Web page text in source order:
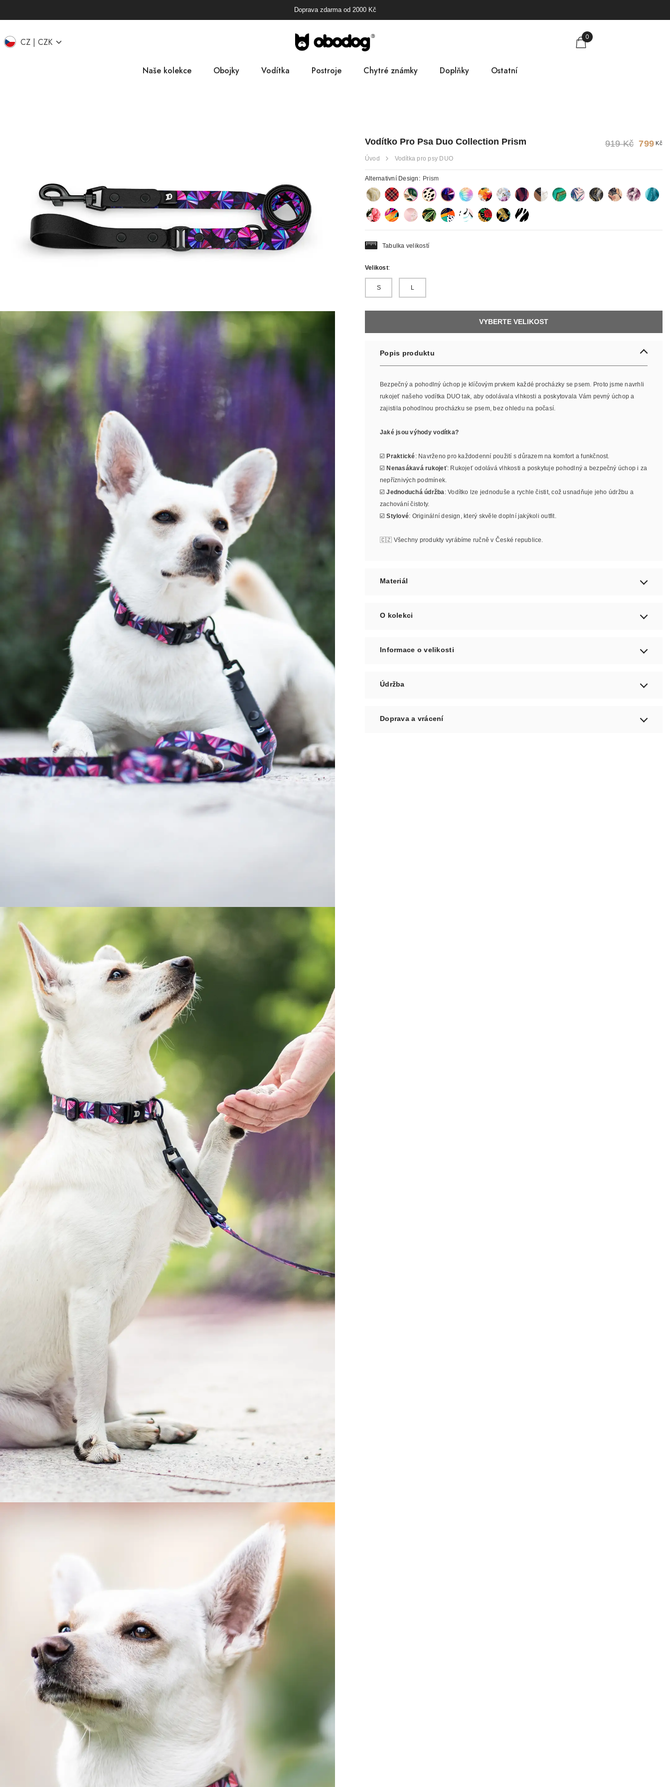
Doprava zdarma od 2000Kč
CZ CZK 0
Naše kolekce Obojky Vodítka Postroje Chytré známky Doplňky
Dárkové poukazy
Ostatní
919 Kč 799 Kč
Vodítko Pro Psa Duo Collection Prism
Úvod Vodítka pro psy DUO
Alternativní Design: Prism
Tabulka velikostí
Velikost:
S L
VYBERTE VELIKOST
Popis produktu
Bezpečný a pohodlný úchop je klíčovým prvkem každé procházky se psem. Proto jsme navrhli
rukojeť našeho vodítka DUO tak, aby odolávala vlhkosti a poskytovala Vám pevný úchop a
zajistila pohodlnou procházku se psem, bez ohledu na počasí.
Jaké jsou výhody vodítka?
☑️Praktické: Navrženo pro každodenní použití s důrazem na komfort a funkčnost.
☑️Nenasákavá rukojeť: Rukojeť odolává vlhkosti a poskytuje pohodlný a bezpečný úchop i za
nepříznivých podmínek.
☑️Jednoduchá údržba : Vodítko lze jednoduše a rychle čistit, což usnadňuje jeho údržbu a
zachování čistoty.
☑️Stylové: Originální design, který skvěle doplní jakýkoli outfit.
🇨🇿 Všechny produkty vyrábíme ručně v České republice.
Materiál
O kolekci
Informace o velikosti
Údržba
Doprava a vrácení